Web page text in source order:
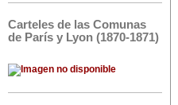
Carteles de las Comunas
de París y Lyon (1870-1871)